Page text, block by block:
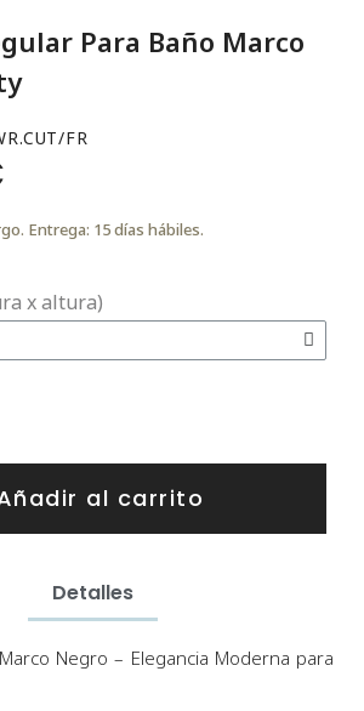
Para Baño Marco
FR
Entrega: 15 días hábiles.
x altura)
al carrito
Detalles
Negro – Elegancia Moderna para